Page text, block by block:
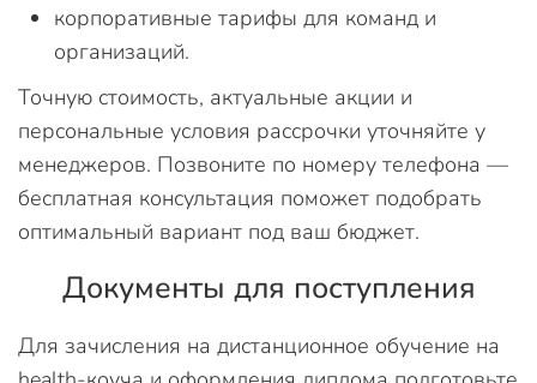
корпоративные тарифы для команд и
организаций.
Точную стоимость, актуальные акции и
персональные условия рассрочки уточняйте у
менеджеров. Позвоните по номеру телефона —
бесплатная консультация поможет подобрать
оптимальный вариант под ваш бюджет.
Документы для поступления
Для зачисления на дистанционное обучение на